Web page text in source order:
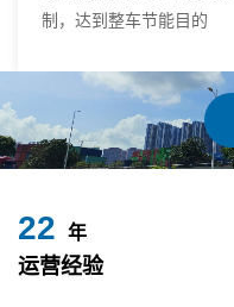
制，达到整车节能目的
24 年
运营经验